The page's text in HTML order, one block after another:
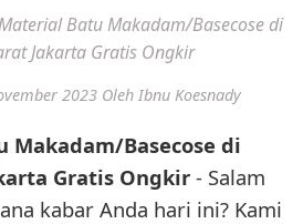
Batu Makadam/Basecose di
Jakarta Gratis Ongkir
2023 Oleh Ibnu Koesnady
Makadam/Basecose di
Gratis Ongkir - Salam
kabar Anda hari ini? Kami